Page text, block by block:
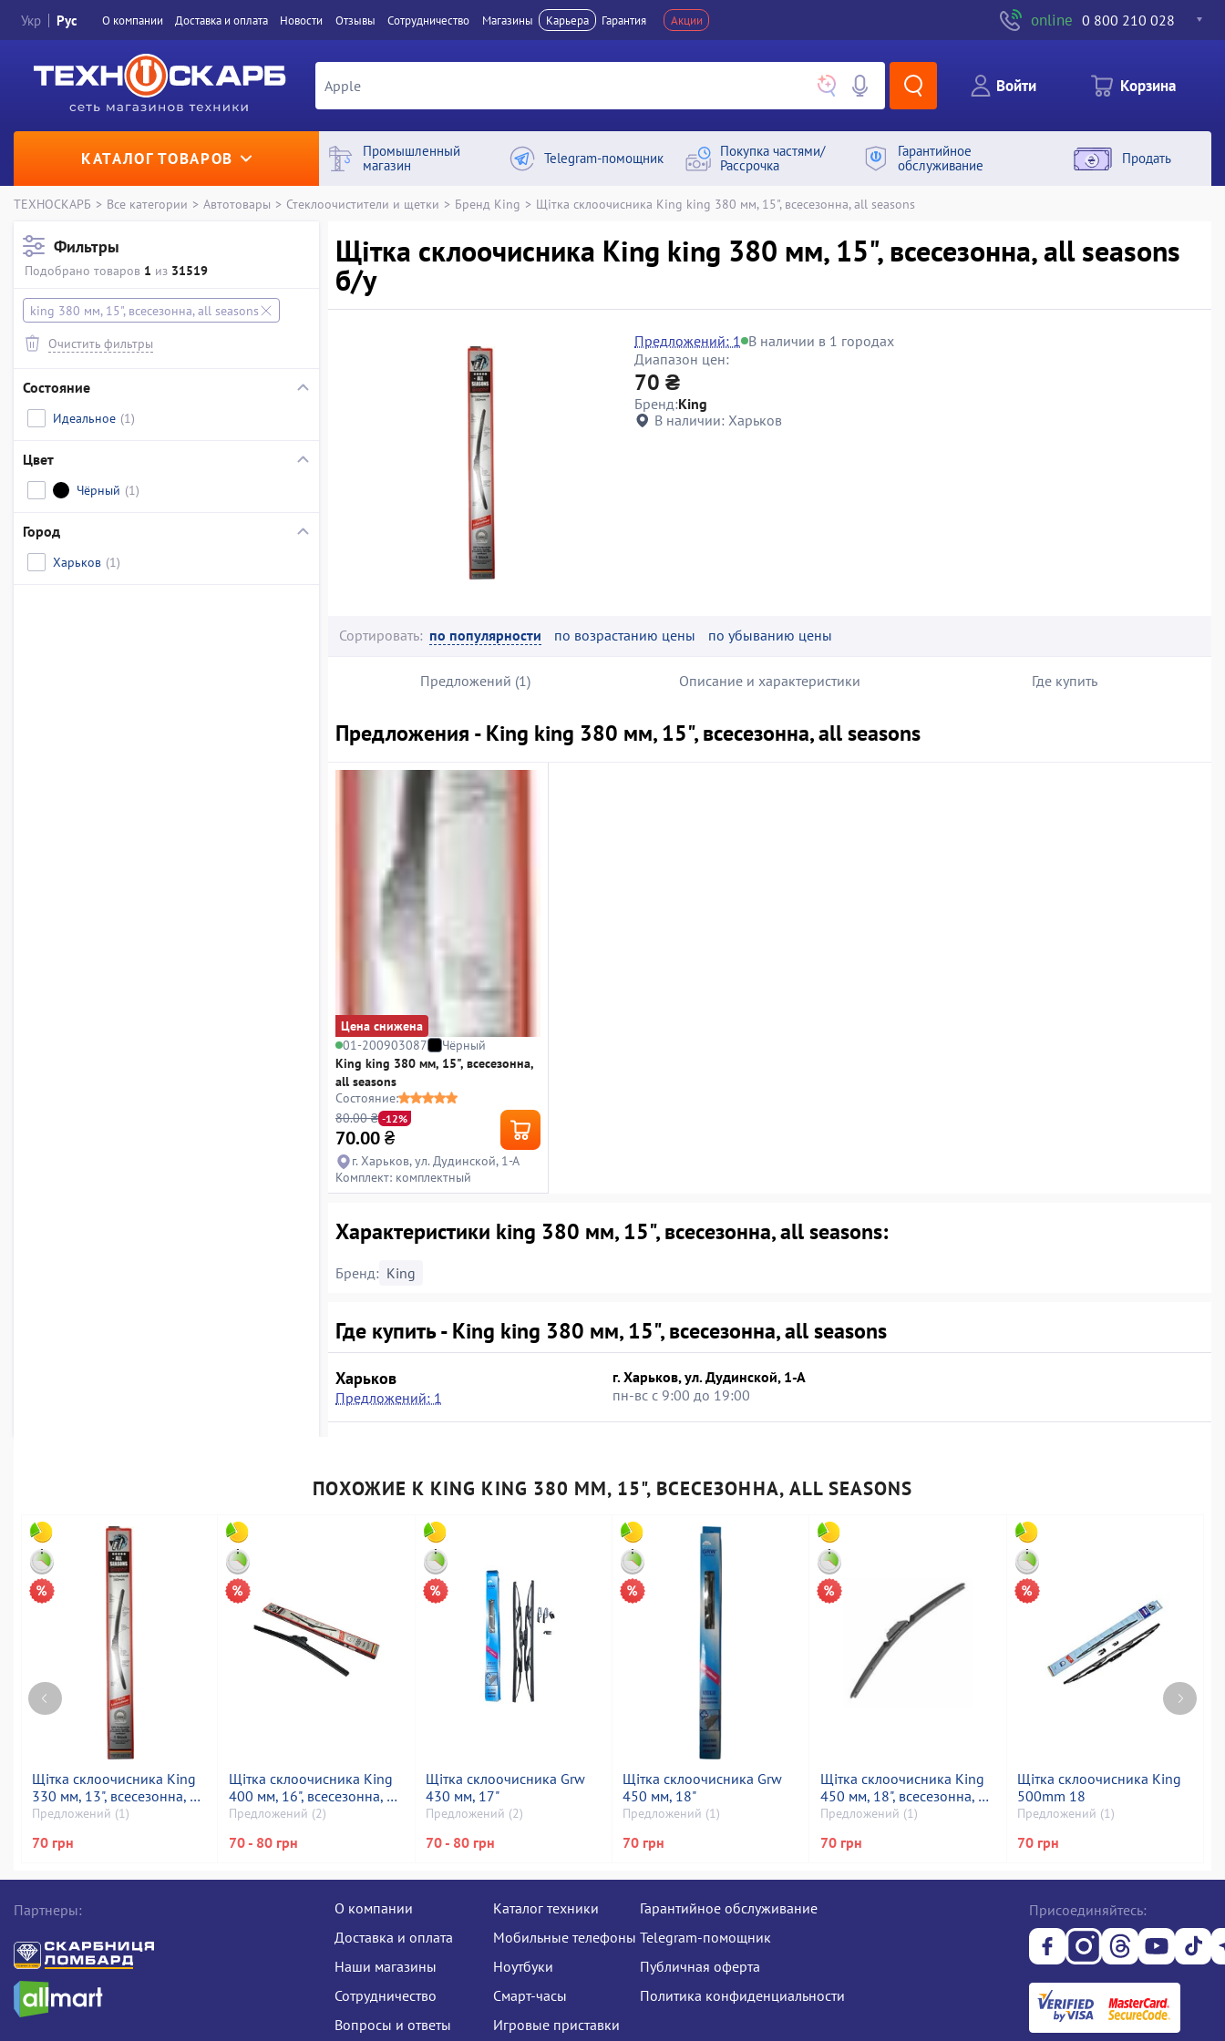
Укр Рус О компании Доставка и оплата Новости Отзывы Сотрудничество Магазины Карьера Гарантия Акции online 0 800 210 028
Войти Корзина
КАТАЛОГ ТОВАРОВ
Промышленный
магазин
Telegram-помощник
Покупка частями/
Рассрочка
Гарантийное
обслуживание
Продать
ТЕХНОСКАРБ > Все категории > Автотовары > Стеклоочистители и щетки > Бренд King > Щітка склоочисника King king 380 мм, 15", всесезонна, all seasons
Фильтры
Подобрано товаров 1 из 31519
king 380 мм, 15", всесезонна, all seasons
Очистить фильтры
Состояние
Идеальное (1)
Цвет
Чёрный (1)
Город
Харьков (1)
Щітка склоочисника King king 380 мм, 15", всесезонна, all seasons
б/у
Предложений: 1 В наличии в 1 городах
Диапазон цен:
70 ₴
Бренд:King
В наличии: Харьков
Сортировать: по популярности по возрастанию цены по убыванию цены
Предложений (1) Описание и характеристики Где купить
Предложения - King king 380 мм, 15", всесезонна, all seasons
Цена снижена
01-200903087
Чёрный
King king 380 мм, 15", всесезонна,
all seasons
Состояние:
80.00 ₴ -12%
70.00₴
г. Харьков, ул. Дудинской, 1-А
Комплект: комплектный
Характеристики king 380 мм, 15", всесезонна, all seasons:
Бренд: King
Где купить - King king 380 мм, 15", всесезонна, all seasons
Харьков
Предложений: 1
г. Харьков, ул. Дудинской, 1-А
пн-вс с 9:00 до 19:00
ПОХОЖИЕ К KING KING 380 ММ, 15", ВСЕСЕЗОННА, ALL SEASONS
Щітка склоочисника King
330 мм, 13", всесезонна, all
seasons
Предложений (1)
70 грн
Щітка склоочисника King
400 мм, 16", всесезонна, all
seasons
Предложений (2)
70 - 80 грн
Щітка склоочисника Grw
430 мм, 17"
Предложений (2)
70 - 80 грн
Щітка склоочисника Grw
450 мм, 18"
Предложений (1)
70 грн
Щітка склоочисника King
450 мм, 18", всесезонна, all
seasons
Предложений (1)
70 грн
Щітка склоочисника King
500mm 18
Предложений (1)
70 грн
Партнеры:
О компании
Доставка и оплата
Наши магазины
Сотрудничество
Вопросы и ответы
Каталог техники
Мобильные телефоны
Ноутбуки
Смарт-часы
Игровые приставки
Гарантийное обслуживание
Telegram-помощник
Публичная оферта
Политика конфиденциальности
Присоединяйтесь: